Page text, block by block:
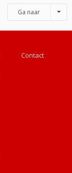
Ga naar
Contact